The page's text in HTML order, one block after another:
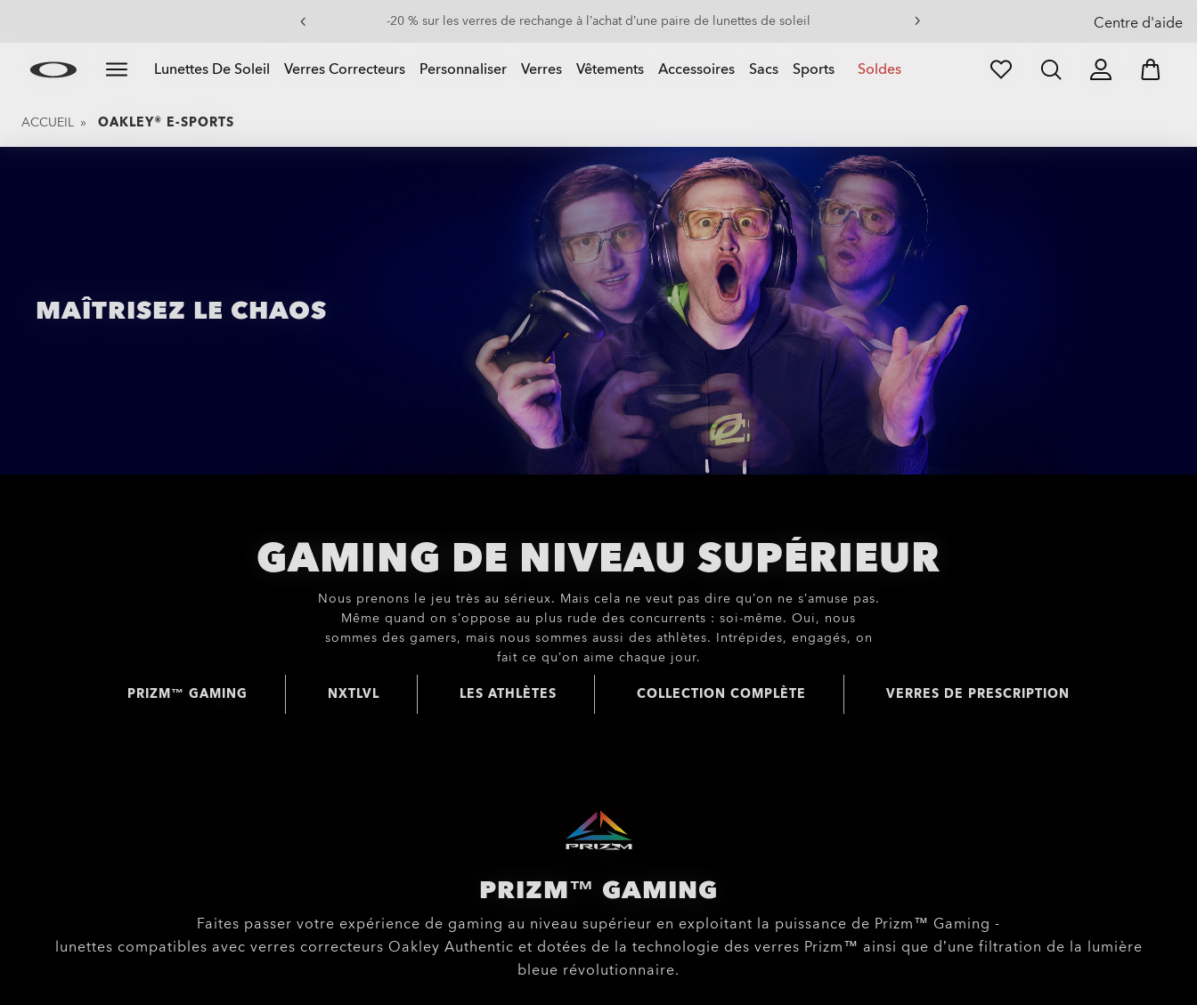
main
-20% sur les lunettes personnalisées Centre d'aide
Lunettes De Soleil Verres Correcteurs Personnaliser Verres Vêtements Accessoires Sacs Sports Soldes
ACCUEIL » OAKLEY® E-SPORTS
MAÎTRISEZ LE CHAOS
GAMING DE NIVEAU SUPÉRIEUR
Nous prenons le jeu très au sérieux. Mais cela ne veut pas dire qu’on ne s’amuse pas.
Même quand on s’oppose au plus rude des concurrents : soi-même. Oui, nous
sommes des gamers, mais nous sommes aussi des athlètes. Intrépides, engagés, on
fait ce qu’on aime chaque jour.
PRIZM™ GAMING NXTLVL LES ATHLÈTES COLLECTION COMPLÈTE VERRES DE PRESCRIPTION
PRIZM™ GAMING
Faites passer votre expérience de gaming au niveau supérieur en exploitant la puissance de Prizm™ Gaming -
lunettes compatibles avec verres correcteurs Oakley Authentic et dotées de la technologie des verres Prizm™ ainsi que d’une filtration de la lumière
bleue révolutionnaire.